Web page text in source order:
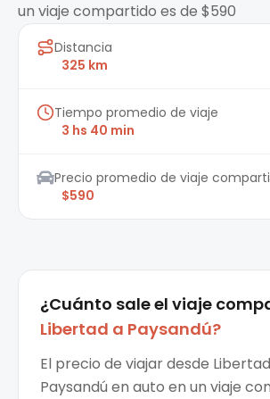
un viaje compartido es de $590
Distancia
325 km
Tiempo promedio de viaje
3 hs 40 min
Precio promedio de viaje
$590
¿Cuánto sale el viaje
Libertad a Paysandú?
El precio de viajar desde
Paysandú en auto en un viaje